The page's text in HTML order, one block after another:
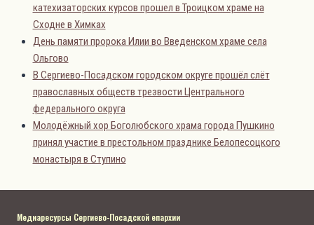
катехизаторских курсов прошел в Троицком храме на
Сходне в Химках
День памяти пророка Илии во Введенском храме села
Ольгово
В Сергиево-Посадском городском округе прошёл слёт
православных обществ трезвости Центрального
федерального округа
Молодёжный хор Боголюбского храма города Пушкино
принял участие в престольном празднике Белопесоцкого
монастыря в Ступино
Медиаресурсы Сергиево-Посадской епархии